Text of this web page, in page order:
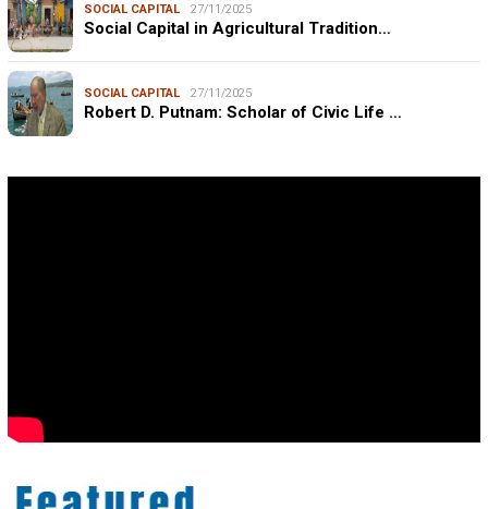
SOCIAL CAPITAL 27/11/2025
Social Capital in Agricultural Tradition…
SOCIAL CAPITAL 27/11/2025
Robert D. Putnam: Scholar of Civic Life …